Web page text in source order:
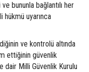
bununla bağlantılı her
hükmü uyarınca
ve kontrolü altında
ettiğinin güvenlik
dair Milli Güvenlik Kurulu